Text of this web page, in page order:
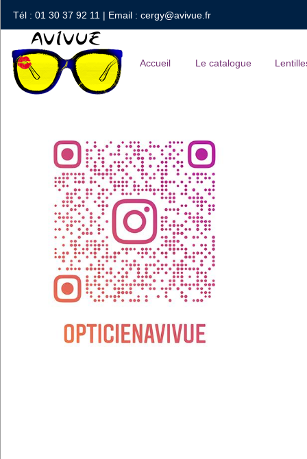
Tél : 01 30 37 92 11 | Email : cergy@avivue.fr
Accueil Le catalogue